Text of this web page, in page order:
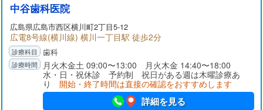
中谷歯科医院
広島県広島市西区横川町2丁目5-12
広電8号線(横川線) 横川一丁目駅 徒歩2分
歯科
月火木金土 09:00〜13:00 月火木金 14:40〜18:00
水・日・祝休診 予約制 祝日がある週は木曜診療あ
り 開始・終了時間は直接の確認をおすすめします
詳細を見る